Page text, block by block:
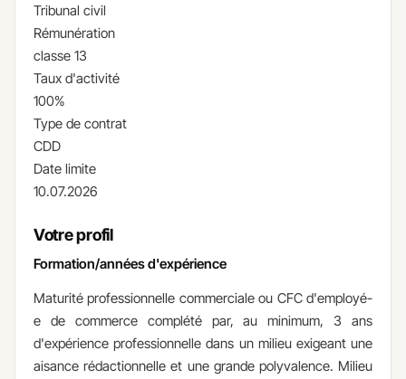
Tribunal civil
Rémunération
classe 13
Taux d'activité
100%
Type de contrat
CDD
Date limite
10.07.2026
Votre profil
Formation/années d'expérience
Maturité professionnelle commerciale ou CFC d'employé-
e de commerce complété par, au minimum, 3 ans
d'expérience professionnelle dans un milieu exigeant une
aisance rédactionnelle et une grande polyvalence. Milieu